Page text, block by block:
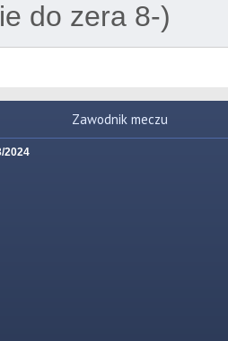
do zera 8-)
2024
Zawodnik meczu